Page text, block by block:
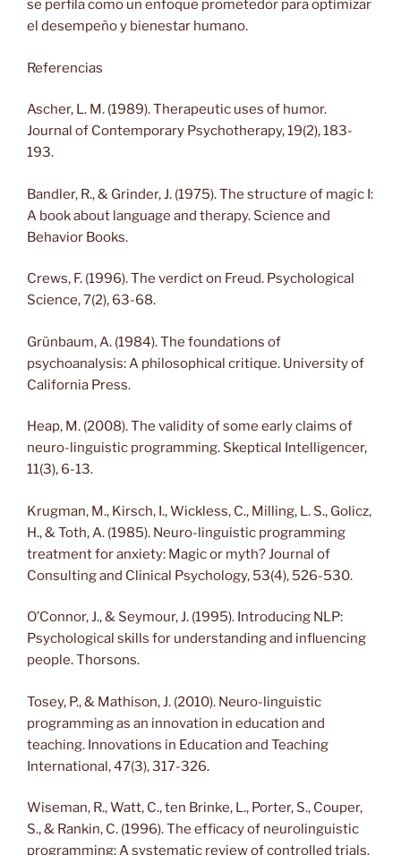
se perfila como un enfoque prometedor para optimizar
el desempeño y bienestar humano.
Referencias
Ascher, L. M. (1989). Therapeutic uses of humor.
Journal of Contemporary Psychotherapy, 19(2), 183-
193.
Bandler, R., & Grinder, J. (1975). The structure of magic I:
A book about language and therapy. Science and
Behavior Books.
Crews, F. (1996). The verdict on Freud. Psychological
Science, 7(2), 63-68.
Grünbaum, A. (1984). The foundations of
psychoanalysis: A philosophical critique. University of
California Press.
Heap, M. (2008). The validity of some early claims of
neuro-linguistic programming. Skeptical Intelligencer,
11(3), 6-13.
Krugman, M., Kirsch, I., Wickless, C., Milling, L. S., Golicz,
H., & Toth, A. (1985). Neuro-linguistic programming
treatment for anxiety: Magic or myth? Journal of
Consulting and Clinical Psychology, 53(4), 526-530.
O’Connor, J., & Seymour, J. (1995). Introducing NLP:
Psychological skills for understanding and influencing
people. Thorsons.
Tosey, P., & Mathison, J. (2010). Neuro-linguistic
programming as an innovation in education and
teaching. Innovations in Education and Teaching
International, 47(3), 317-326.
Wiseman, R., Watt, C., ten Brinke, L., Porter, S., Couper,
S., & Rankin, C. (1996). The efficacy of neurolinguistic
programming: A systematic review of controlled trials.